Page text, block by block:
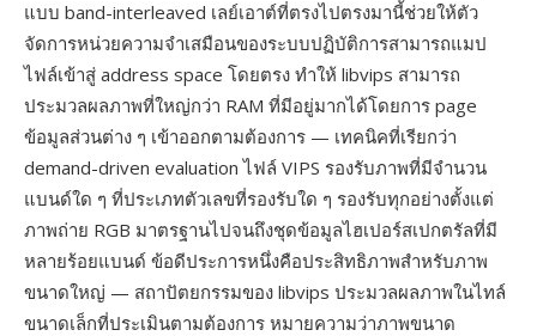
แบบ band-interleaved เลย์เอาต์ที่ตรงไปตรงมานี้ช่วยให้ตัว
จัดการหน่วยความจำเสมือนของระบบปฏิบัติการสามารถแมป
ไฟล์เข้าสู่ address space โดยตรง ทำให้ libvips สามารถ
ประมวลผลภาพที่ใหญ่กว่า RAM ที่มีอยู่มากได้โดยการ page
ข้อมูลส่วนต่าง ๆ เข้าออกตามต้องการ — เทคนิคที่เรียกว่า
demand-driven evaluation ไฟล์ VIPS รองรับภาพที่มีจำนวน
แบนด์ใด ๆ ที่ประเภทตัวเลขที่รองรับใด ๆ รองรับทุกอย่างตั้งแต่
ภาพถ่าย RGB มาตรฐานไปจนถึงชุดข้อมูลไฮเปอร์สเปกตรัลที่มี
หลายร้อยแบนด์ ข้อดีประการหนึ่งคือประสิทธิภาพสำหรับภาพ
ขนาดใหญ่ — สถาปัตยกรรมของ libvips ประมวลผลภาพในไทล์
ขนาดเล็กที่ประเมินตามต้องการ หมายความว่าภาพขนาด